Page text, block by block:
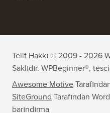
Telif Hakkı © 2009 - 2026
Saklıdır. WPBeginner®,
Awesome Motive
SiteGround Tarafından
barındırma